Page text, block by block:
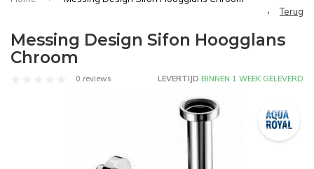
Terug
Messing Design Sifon Hoogglans
Chroom
0 reviews LEVERTIJD BINNEN 1 WEEK GELEVERD